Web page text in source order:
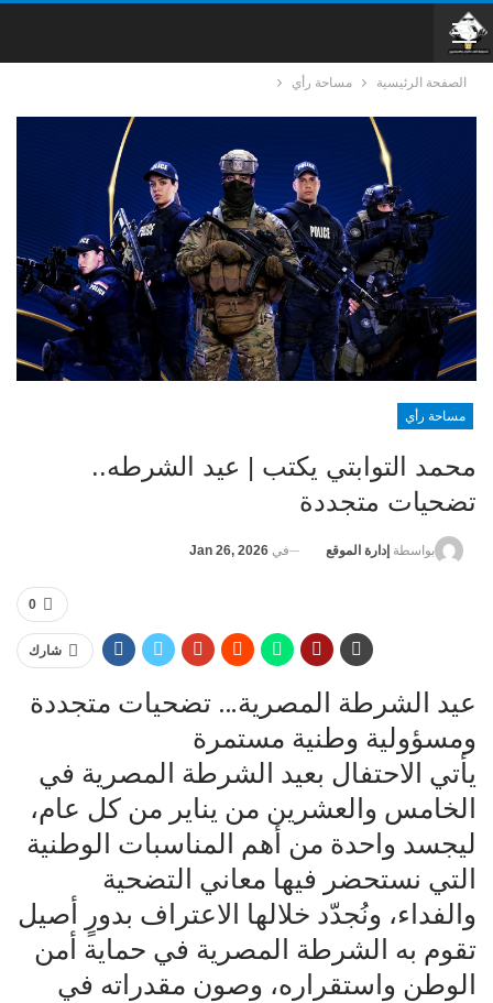
الصفحة الرئيسية مساحة رأي
مساحة رأي
محمد التوابتي يكتب | عيد الشرطه..
تضحيات متجددة
بواسطة إدارة الموقع في Jan 26, 2026
0
شارك
عيد الشرطة المصرية… تضحيات متجددة
ومسؤولية وطنية مستمرة
يأتي الاحتفال بعيد الشرطة المصرية في
الخامس والعشرين من يناير من كل عام،
ليجسد واحدة من أهم المناسبات الوطنية
التي نستحضر فيها معاني التضحية
والفداء، ونُجدّد خلالها الاعتراف بدورٍ أصيل
تقوم به الشرطة المصرية في حماية أمن
الوطن واستقراره، وصون مقدراته في